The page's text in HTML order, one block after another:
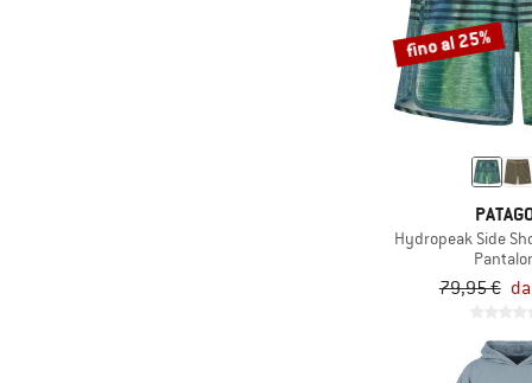
fino al 25%
Hydropeak Side
79,95 €